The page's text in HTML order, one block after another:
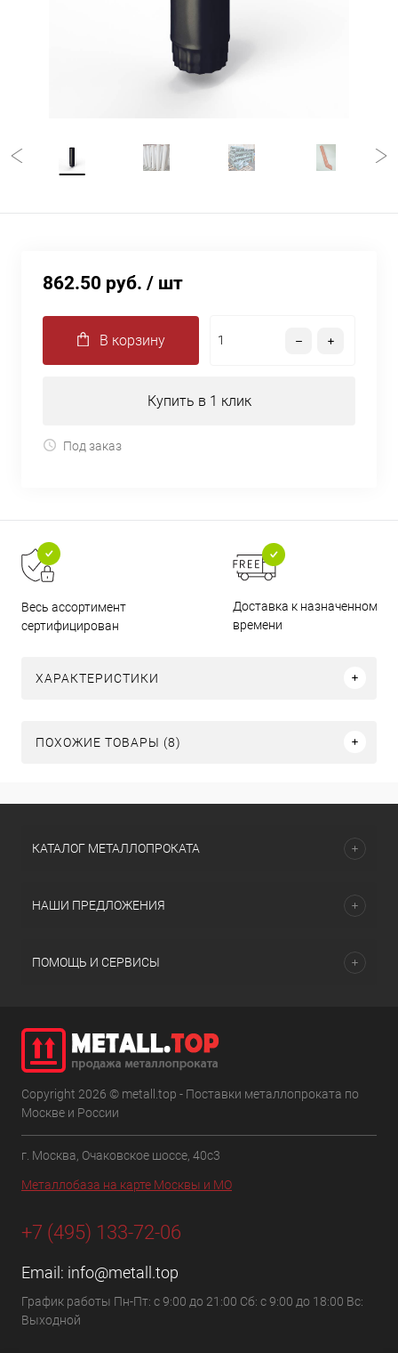
862.50 руб. / шт
В корзину
Купить в 1 клик
Под заказ
Весь ассортимент
сертифицирован
Доставка к назначенному
времени
ХАРАКТЕРИСТИКИ
ПОХОЖИЕ ТОВАРЫ (8)
КАТАЛОГ МЕТАЛЛОПРОКАТА
НАШИ ПРЕДЛОЖЕНИЯ
ПОМОЩЬ И СЕРВИСЫ
Copyright 2026 © metall.top - Поставки металлопроката по
Москве и России
г. Москва, Очаковское шоссе, 40с3
Металлобаза на карте Москвы и МО
+7 (495) 133-72-06
Email: info@metall.top
График работы Пн-Пт: с 9:00 до 21:00 Сб: с 9:00 до 18:00 Вс:
Выходной